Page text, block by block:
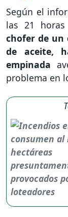
Según el
las 21
chofer de un
de aceite,
empinada
problema en